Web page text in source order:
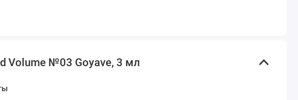
Volume №03 Goyave, 3 мл